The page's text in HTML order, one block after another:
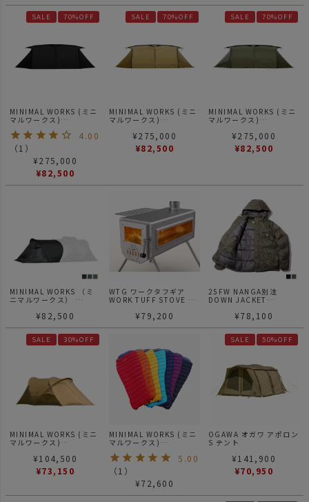
SALE 70%OFF
MINIMAL WORKS (ミニ
マルワークス)
V HOUSE L BLACK / シ
ェルター
4.00
（1 ）
¥275,000
¥82,500
SALE 70%OFF
MINIMAL WORKS (ミニ
マルワークス)
ルター¥275,000
¥82,500
SALE 70%OFF
MINIMAL WORKS (ミニ
マルワークス)
ェルター
¥275,000
¥82,500
MINIMAL WORKS （ミ
ニマルワークス）
VESTIBULE | シェルタ
¥82,500
WTG ワークタフギア
WORK TUFF STOVE ワ
¥79,200
25FW NANGA別注
DOWN JACKET
¥78,100
SALE 30%OFF
MINIMAL WORKS (ミニ
マルワークス)
¥104,500
¥73,150
MINIMAL WORKS (ミニ
マルワークス)
CHAMELEON 500 / シ
ュラフ 寝袋
5.00
（1 ）
¥72,600
SALE 50%OFF
OGAWA オガワ アポロン
S テント
¥141,900
¥70,950